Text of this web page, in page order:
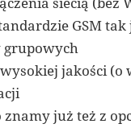
GSM tak
grupowych
jakości (o
już też z